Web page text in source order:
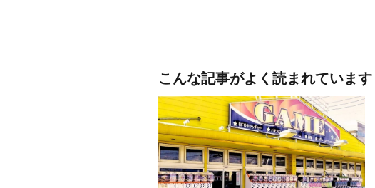
こんな記事がよく読まれています